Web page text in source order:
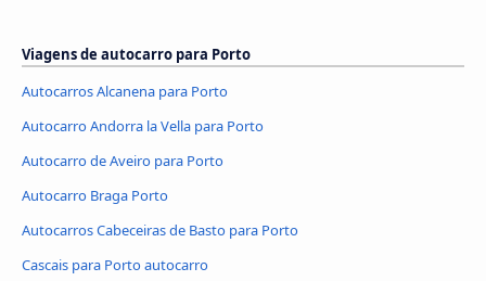
Viagens de autocarro para Porto
Autocarros Alcanena para Porto
Autocarro Andorra la Vella para Porto
Autocarro de Aveiro para Porto
Autocarro Braga Porto
Autocarros Cabeceiras de Basto para Porto
Cascais para Porto autocarro